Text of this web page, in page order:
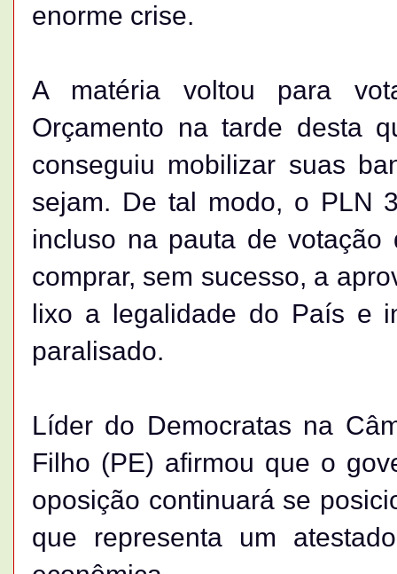
enorme crise.
A matéria voltou para
Orçamento na tarde desta
conseguiu mobilizar suas
sejam. De tal modo, o PLN
incluso na pauta de
comprar, sem sucesso, a
lixo a legalidade do País e
paralisado.
Líder do Democratas na
Filho (PE) afirmou que o
oposição continuará se
que representa um